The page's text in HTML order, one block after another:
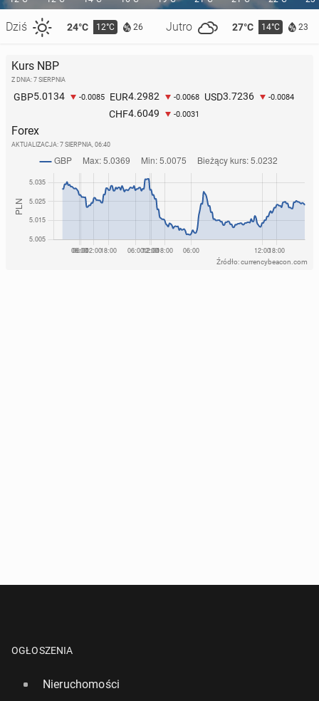
Dziś 24°C 12°C 26 Jutro 27°C 14°C 23
Kurs NBP
Z DNIA: 7 SIERPNIA
GBP5.0134 -0.0085 EUR4.2982 -0.0068 USD3.7236 -0.0084
CHF4.6049 -0.0031
Forex
AKTUALIZACJA: 7 SIERPNIA, 06:40
Źródło: currencybeacon.com
OGŁOSZENIA
Nieruchomości